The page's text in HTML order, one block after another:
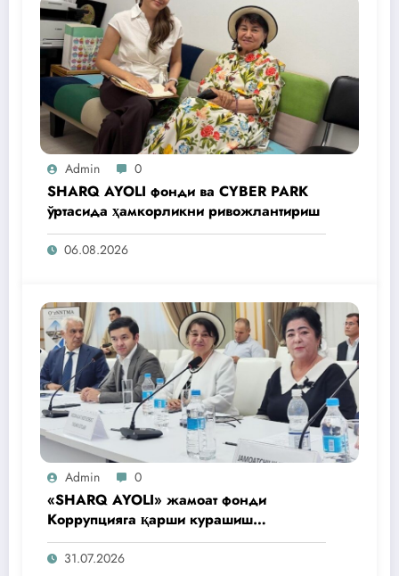
Admin 0
SHARQ AYOLI фонди ва CYBER PARK
ўртасида ҳамкорликни ривожлантириш
06.08.2026
Admin 0
«SHARQ AYOLI» жамоат фонди
Коррупцияга қарши курашиш
агентлигидаги жамоат эшитувида
ташаббусларини тақдим этди
31.07.2026